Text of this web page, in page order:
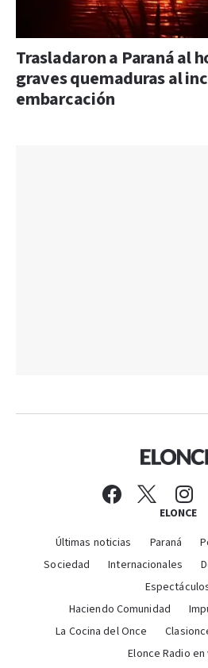
Trasladaron a Paraná al
graves quemaduras al
embarcación
ELONCE
Últimas noticias Paraná
Sociedad
Internacionales
Haciendo Comunidad
La Cocina del Once
Elonce Radio